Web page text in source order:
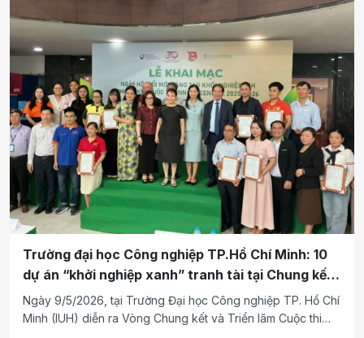
Trường đại học Công nghiệp TP.Hồ Chí Minh: 10
dự án “khởi nghiệp xanh” tranh tài tại Chung kết
InnoGreenLife 2025–2026
Ngày 9/5/2026, tại Trường Đại học Công nghiệp TP. Hồ Chí
Minh (IUH) diễn ra Vòng Chung kết và Triển lãm Cuộc thi